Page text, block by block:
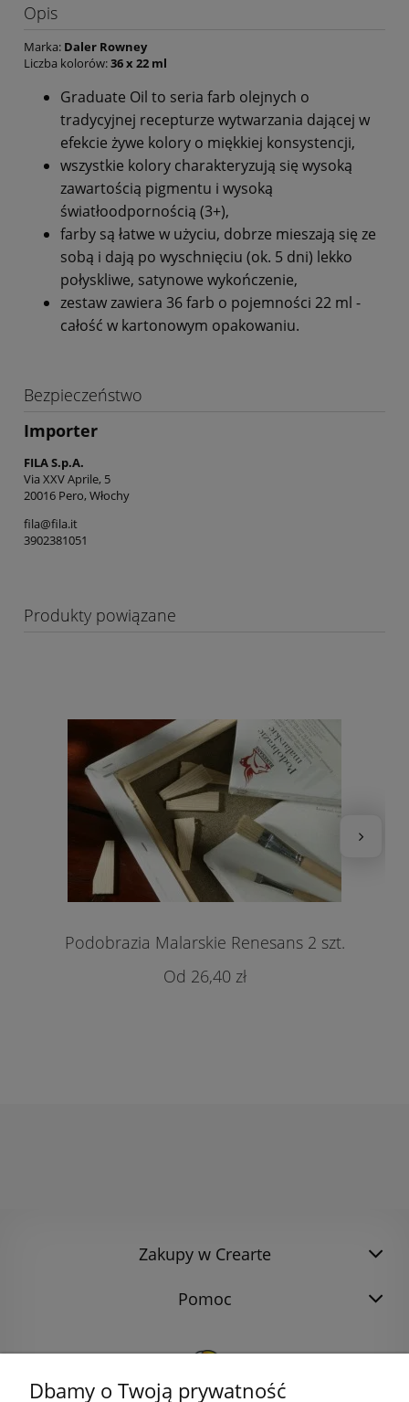
Opis
Marka: Daler Rowney
Liczba kolorów:36 x 22 ml
Graduate Oil to seria farb olejnych o
tradycyjnej recepturze wytwarzania dającej w
efekcie żywe kolory o miękkiej konsystencji,
wszystkie kolory charakteryzują się wysoką
zawartością pigmentu i wysoką
światłoodpornością (3+),
farby są łatwe w użyciu, dobrze mieszają się ze
sobą i dają po wyschnięciu (ok. 5 dni) lekko
połyskliwe, satynowe wykończenie,
zestaw zawiera 36 farb o pojemności 22 ml -
całość w kartonowym opakowaniu.
Bezpieczeństwo
Importer
FILA S.p.A.
Via XXV Aprile, 5
20016 Pero, Włochy
fila@fila.it
3902381051
Produkty powiązane
Podobrazia Malarskie Renesans 2 szt.
26,40 zł
Zakupy w Crearte
Pomoc
Dbamy o Twoją prywatność